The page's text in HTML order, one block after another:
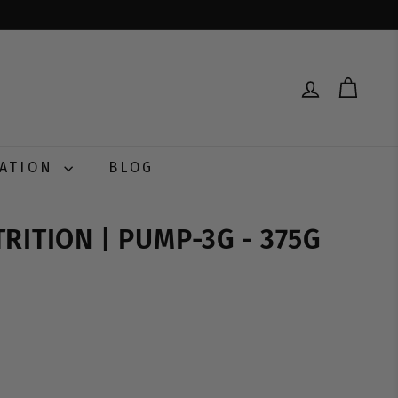
BLOG
| PUMP-3G - 375G